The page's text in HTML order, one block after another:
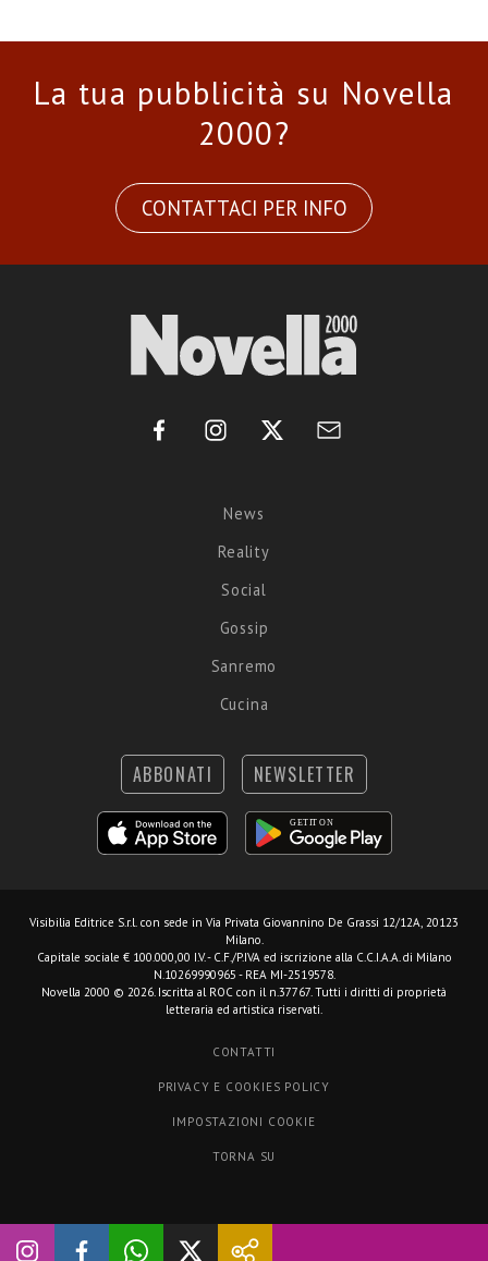
La tua pubblicità su Novella
2000?
CONTATTACI PER INFO
News
Reality
Social
Gossip
Sanremo
Cucina
ABBONATI NEWSLETTER
Visibilia Editrice S.r.l. con sede in Via Privata Giovannino De Grassi 12/12A, 20123
Milano.
Capitale sociale € 100.000,00 I.V. - C.F./P.IVA ed iscrizione alla C.C.I.A.A. di Milano
N.10269990965 - REA MI-2519578.
Novella 2000 © 2026. Iscritta al ROC con il n.37767. Tutti i diritti di proprietà
letteraria ed artistica riservati.
CONTATTI
PRIVACY E COOKIES POLICY
IMPOSTAZIONI COOKIE
TORNA SU